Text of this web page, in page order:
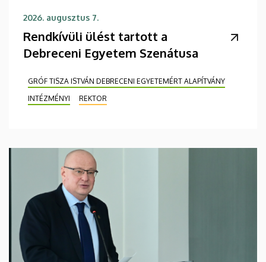
2026. augusztus 7.
Rendkívüli ülést tartott a
Debreceni Egyetem Szenátusa
GRÓF TISZA ISTVÁN DEBRECENI EGYETEMÉRT ALAPÍTVÁNY
INTÉZMÉNYI
REKTOR